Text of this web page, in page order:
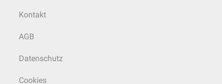
Kontakt
AGB
Datenschutz
Cookies